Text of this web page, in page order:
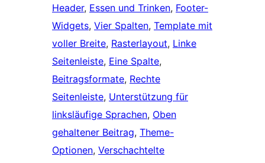
Header, Essen und Trinken, Footer-
Widgets, Vier Spalten, Template mit
voller Breite, Rasterlayout, Linke
Seitenleiste, Eine Spalte
Beitragsformate, Rechte
Seitenleiste, Unterstützung für
linksläufige Sprachen, Oben
gehaltener Beitrag, Theme-
Optionen, Verschachtelte